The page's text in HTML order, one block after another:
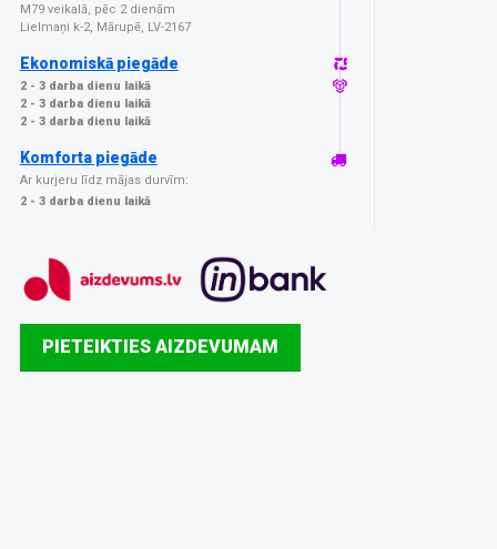
M79 veikalā, pēc 2 dienām
Lielmaņi k-2, Mārupē, LV-2167
Ekonomiskā piegāde
2 - 3 darba dienu laikā
2 - 3 darba dienu laikā
2 - 3 darba dienu laikā
Komforta piegāde
Ar kurjeru līdz mājas durvīm:
2 - 3 darba dienu laikā
PIETEIKTIES AIZDEVUMAM